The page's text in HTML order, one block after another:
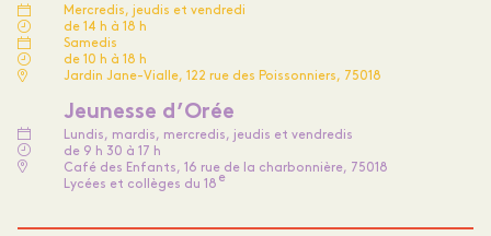
Mercredis, jeudis et vendredi
de 14 h à 18 h
Samedis
de 10 h à 18 h
Jardin Jane-Vialle, 122 rue des Poissonniers, 75018
Jeunesse d’Orée
Lundis, mardis, mercredis, jeudis et vendredis
de 9 h 30 à 17 h
Café des Enfants, 16 rue de la charbonnière, 75018
Lycées et collèges du 18
e